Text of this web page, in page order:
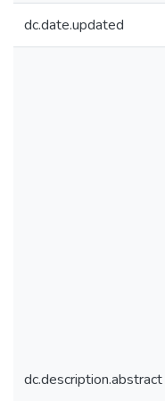
dc.date.updated
dc.description.abstract